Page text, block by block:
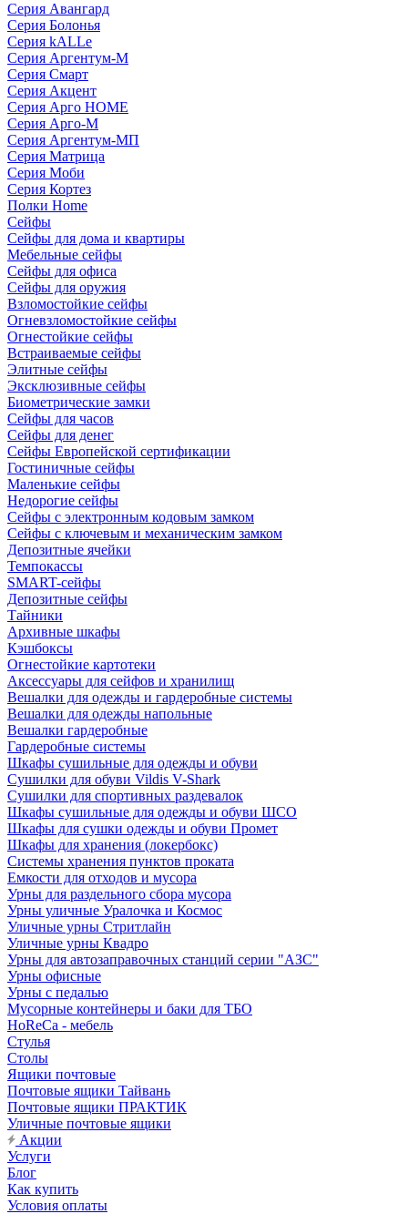
Серия Авангард
Серия Болонья
Серия kALLe
Серия Аргентум-М
Серия Смарт
Серия Акцент
Серия Арго HOME
Серия Арго-М
Серия Аргентум-МП
Серия Матрица
Серия Моби
Серия Кортез
Полки Home
Сейфы
Сейфы для дома и квартиры
Мебельные сейфы
Сейфы для офиса
Сейфы для оружия
Взломостойкие сейфы
Огневзломостойкие сейфы
Огнестойкие сейфы
Встраиваемые сейфы
Элитные сейфы
Эксклюзивные сейфы
Биометрические замки
Сейфы для часов
Сейфы для денег
Сейфы Европейской сертификации
Гостиничные сейфы
Маленькие сейфы
Недорогие сейфы
Сейфы с электронным кодовым замком
Сейфы с ключевым и механическим замком
Депозитные ячейки
Темпокассы
SMART-сейфы
Депозитные сейфы
Тайники
Архивные шкафы
Кэшбоксы
Огнестойкие картотеки
Аксессуары для сейфов и хранилищ
Вешалки для одежды и гардеробные системы
Вешалки для одежды напольные
Вешалки гардеробные
Гардеробные системы
Шкафы сушильные для одежды и обуви
Сушилки для обуви Vildis V-Shark
Сушилки для спортивных раздевалок
Шкафы сушильные для одежды и обуви ШСО
Шкафы для сушки одежды и обуви Промет
Шкафы для хранения (локербокс)
Системы хранения пунктов проката
Емкости для отходов и мусора
Урны для раздельного сбора мусора
Урны уличные Уралочка и Космос
Уличные урны Стритлайн
Уличные урны Квадро
Урны для автозаправочных станций серии "АЗС"
Урны офисные
Урны с педалью
Мусорные контейнеры и баки для ТБО
HoReCa - мебель
Стулья
Столы
Ящики почтовые
Почтовые ящики Тайвань
Почтовые ящики ПРАКТИК
Уличные почтовые ящики
Акции
Услуги
Блог
Как купить
Условия оплаты